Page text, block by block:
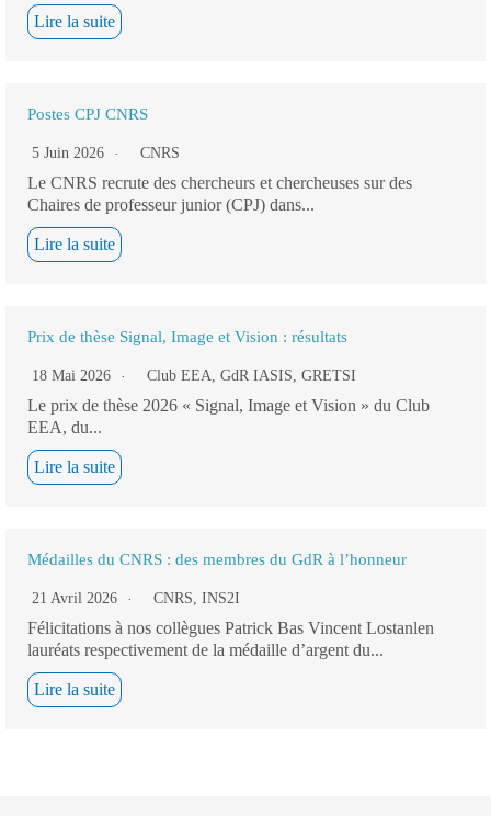
Lire la suite
Postes CPJ CNRS
5 Juin 2026 CNRS
Le CNRS recrute des chercheurs et chercheuses sur des
Chaires de professeur junior (CPJ) dans...
Lire la suite
Prix de thèse Signal, Image et Vision : résultats
18 Mai 2026 Club EEA, GdR IASIS, GRETSI
Le prix de thèse 2026 « Signal, Image et Vision » du Club
EEA, du...
Lire la suite
Médailles du CNRS : des membres du GdR à l’honneur
21 Avril 2026 CNRS, INS2I
Félicitations à nos collègues Patrick Bas Vincent Lostanlen
lauréats respectivement de la médaille d’argent du...
Lire la suite